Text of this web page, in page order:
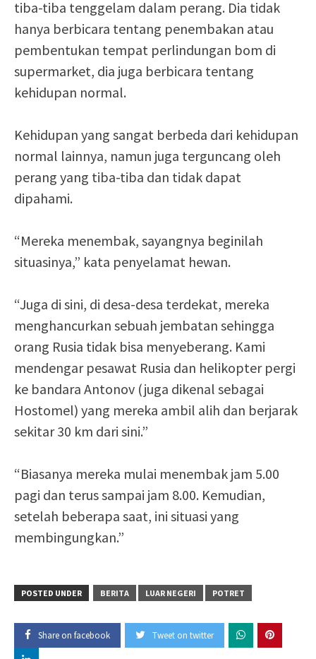
tiba-tiba tenggelam dalam perang. Dia tidak
hanya berbicara tentang penembakan atau
pembentukan tempat perlindungan bom di
supermarket, dia juga berbicara tentang
kehidupan normal.
Kehidupan yang sangat berbeda dari kehidupan
normal lainnya, namun juga terguncang oleh
perang yang tiba-tiba dan tidak dapat
dipahami.
“Mereka menembak, sayangnya beginilah
situasinya,” kata penyelamat hewan.
“Juga di sini, di desa-desa terdekat, mereka
menghancurkan sebuah jembatan sehingga
orang Rusia tidak bisa menyeberang. Kami
mendengar pesawat Rusia dan helikopter pergi
ke bandara Antonov (juga dikenal sebagai
Hostomel) yang mereka ambil alih dan berjarak
sekitar 30 km dari sini.”
“Biasanya mereka mulai menembak jam 5.00
pagi dan terus sampai jam 8.00. Kemudian,
setelah beberapa saat, ini situasi yang
membingungkan.”
POSTED UNDER BERITA LUAR NEGERI POTRET
Share on facebook Tweet on twitter